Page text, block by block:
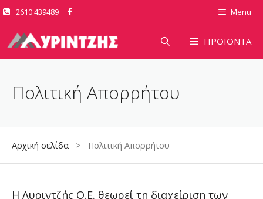
Μετάβαση
περιεχόμενο
2610 439489 Menu
ΠΡΟΪΟΝΤΑ
Πολιτική Απορρήτου
Αρχική σελίδα > Πολιτική Απορρήτου
Η Λυριντζής Ο.Ε. θεωρεί τη διαχείριση των